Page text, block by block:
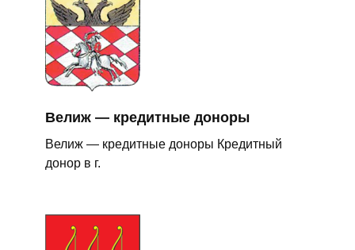
Велиж — кредитные доноры
Велиж — кредитные доноры Кредитный
донор в г.